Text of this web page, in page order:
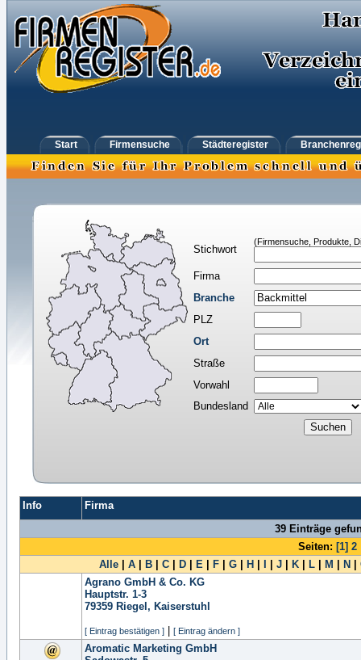
Start Firmensuche Städteregister
Stichwort
(Firmensuche, Produkte,
Firma
Branche
PLZ
Ort
Straße
Vorwahl
Bundesland
Info
Firma
39 Einträge
Seiten: [1] 2
Alle
A B C D E F G H J K L M N
Agrano GmbH & Co. KG
Hauptstr. 1-3
79359 Riegel, Kaiserstuhl
[ Eintrag bestätigen ] [ Eintrag ändern ]
Aromatic Marketing GmbH